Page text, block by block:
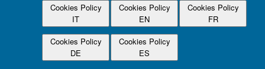
Cookies Policy
IT
Cookies Policy
EN
Cookies Policy
FR
Cookies Policy
DE
Cookies Policy
ES